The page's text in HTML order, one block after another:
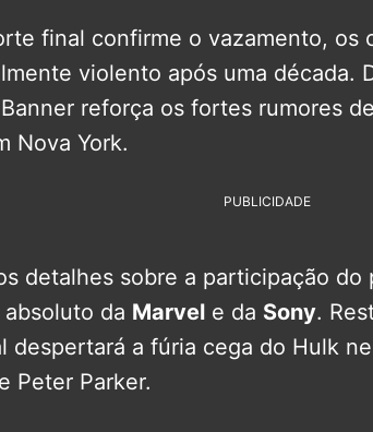
final confirme o vazamento, os
violento após uma década.
reforça os fortes rumores
Nova York.
PUBLICIDADE
detalhes sobre a participação do
da Marvel e da Sony.
despertará a fúria cega do Hulk
Peter Parker.